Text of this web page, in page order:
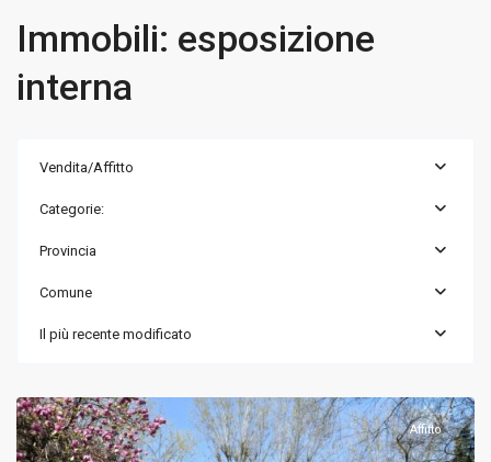
Immobili: esposizione
interna
Vendita/Affitto
Categorie:
Provincia
Comune
Il più recente modificato
Affitto